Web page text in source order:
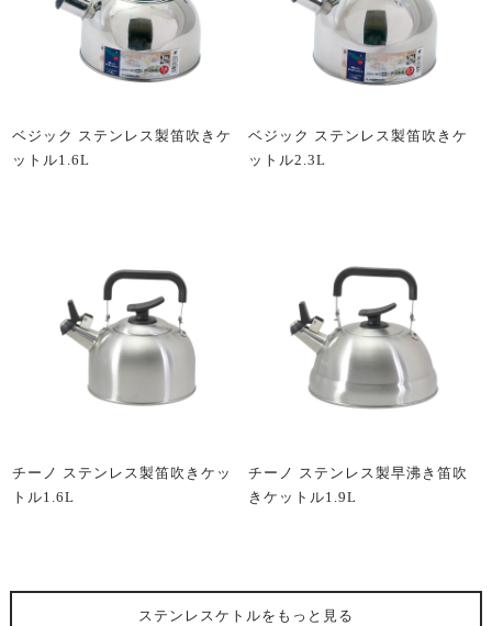
ベジック ステンレス製笛吹きケ
ットル1.6L
ベジック ステンレス製笛吹きケ
ットル2.3L
チーノ ステンレス製笛吹きケッ
トル1.6L
チーノ ステンレス製早沸き笛吹
きケットル1.9L
ステンレスケトルをもっと見る